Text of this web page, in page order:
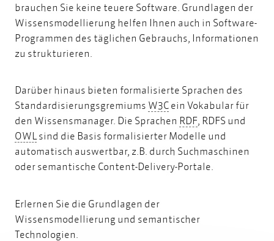
brauchen Sie keine teuere Software. Grundlagen der
Wissensmodellierung helfen Ihnen auch in Software-
Programmen des täglichen Gebrauchs, Informationen
zu strukturieren.
Darüber hinaus bieten formalisierte Sprachen des
Standardisierungsgremiums W3CW3C
ein Vokabular für
den Wissensmanager. Die Sprachen RDFRDF
, RDFS und
OWLOWL
sind die Basis formalisierter Modelle und
automatisch auswertbar, z.B. durch Suchmaschinen
oder semantische Content-Delivery-Portale.
Erlernen Sie die Grundlagen der
Wissensmodellierung und semantischer
Technologien.